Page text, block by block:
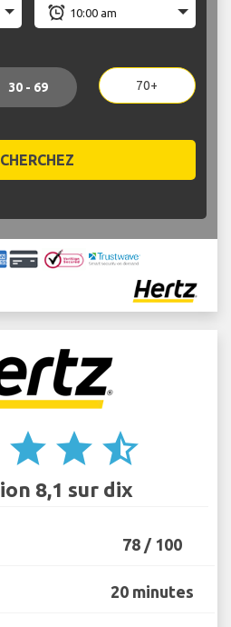
30 - 69 70+
star star star_half
8,1 sur dix
78 / 100
20 minutes